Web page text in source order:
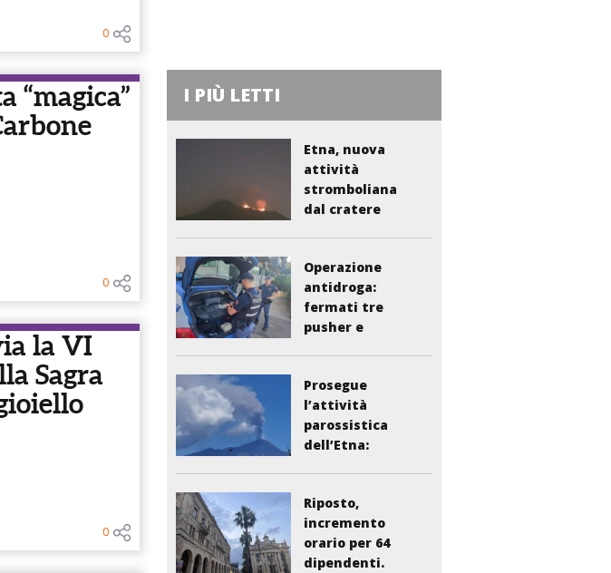
0
“magica”
0
la VI
Sagra
0
I PIÙ LETTI
Etna, nuova
attività
stromboliana
dal cratere
Operazione
antidroga:
fermati tre
pusher e
Prosegue
l’attività
parossistica
dell’Etna:
Riposto,
incremento
orario per 64
dipendenti.